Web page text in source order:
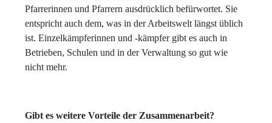
Pfarrerinnen und Pfarrern ausdrücklich befürwortet. Sie
entspricht auch dem, was in der Arbeitswelt längst üblich
ist. Einzelkämpferinnen und -kämpfer gibt es auch in
Betrieben, Schulen und in der Verwaltung so gut wie
nicht mehr.
Gibt es weitere Vorteile der Zusammenarbeit?